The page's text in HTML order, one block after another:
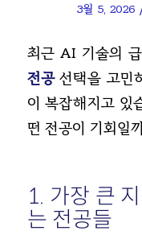
3월 5, 2026
최근 AI 기술의
전공선택을 고민
이 복잡해지고 있
떤 전공이 기회일
1. 가장 큰
는 전공들